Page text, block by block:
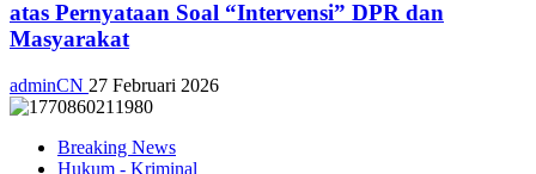
atas Pernyataan Soal “Intervensi” DPR dan
Masyarakat
adminCN 27 Februari 2026
Breaking News
Hukum - Kriminal